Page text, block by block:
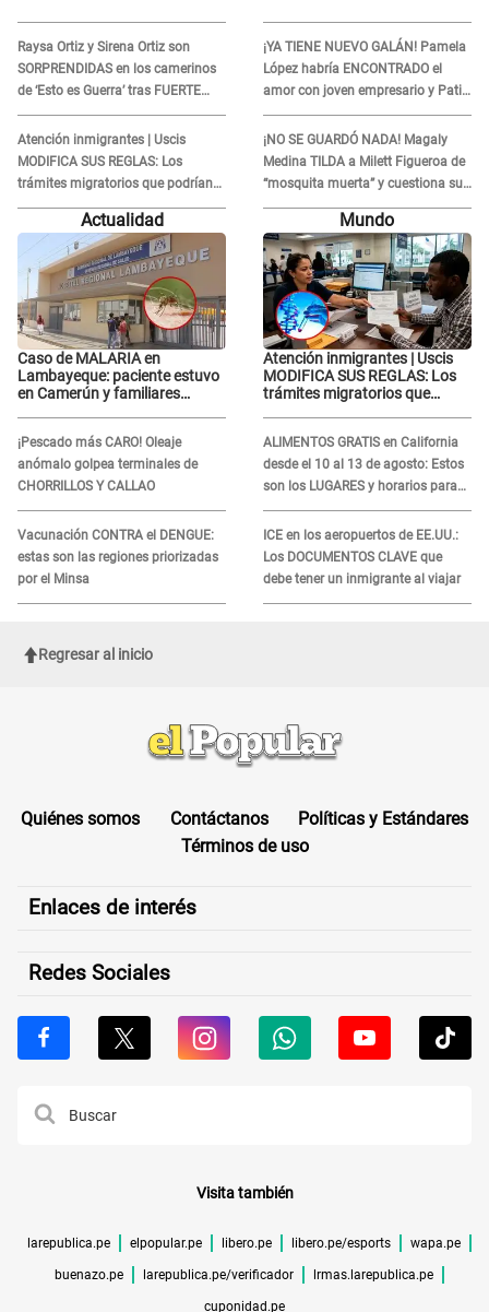
Raysa Ortiz y Sirena Ortiz son
SORPRENDIDAS en los camerinos
de ‘Esto es Guerra’ tras FUERTE
ENFRENTAMIENTO con Gabriel
Moisés: “Gracias”
Atención inmigrantes | Uscis
MODIFICA SUS REGLAS: Los
trámites migratorios que podrían
necesitar tu prueba de ADN
¡YA TIENE NUEVO GALÁN! Pamela
López habría ENCONTRADO el
amor con joven empresario y Pati
Lorena la ECHA en VIVO
¡NO SE GUARDÓ NADA! Magaly
Medina TILDA a Milett Figueroa de
“mosquita muerta” y cuestiona su
RECONCILIACIÓN con Marcelo
Tinelli en TV argentina
Actualidad
Caso de MALARIA en
Lambayeque: paciente estuvo
en Camerún y familiares
¡Pescado más CARO! Oleaje
anómalo golpea terminales de
CHORRILLOS Y CALLAO
Vacunación CONTRA el DENGUE:
estas son las regiones priorizadas
por el Minsa
Mundo
Atención inmigrantes | Uscis
MODIFICA SUS REGLAS: Los
trámites migratorios que
ALIMENTOS GRATIS en California
desde el 10 al 13 de agosto: Estos
son los LUGARES y horarios para
recibir la ayuda
ICE en los aeropuertos de EE.UU.:
Los DOCUMENTOS CLAVE que
debe tener un inmigrante al viajar
Regresar al inicio
Quiénes somos Contáctanos
Políticas y Estándares
Términos de uso
Enlaces de interés
Redes Sociales
Visita también
larepublica.pe elpopular.pe libero.pe libero.pe/esports wapa.pe
buenazo.pe larepublica.pe/verificador lrmas.larepublica.pe
cuponidad.pe